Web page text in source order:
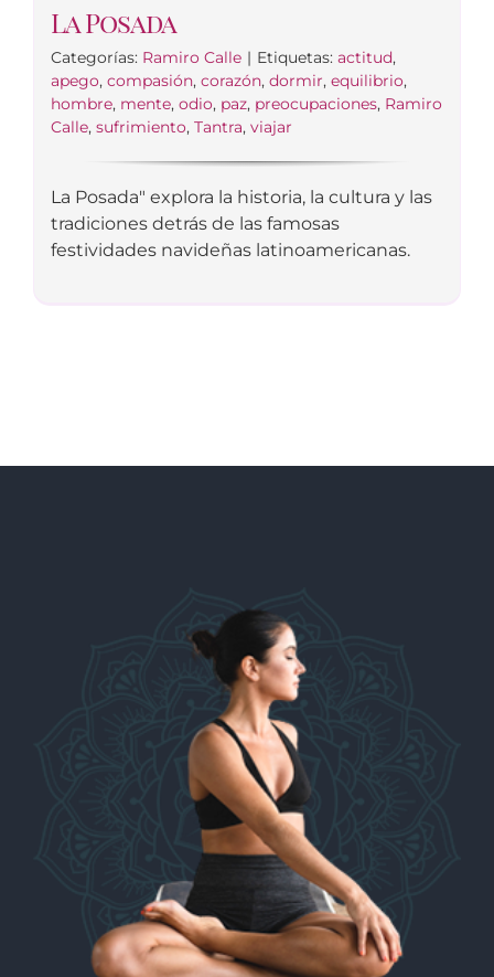
La Posada
Categorías: Ramiro Calle | Etiquetas: actitud,
apego, compasión, corazón, dormir, equilibrio,
hombre, mente, odio, paz, preocupaciones, Ramiro
Calle, sufrimiento, Tantra, viajar
La Posada" explora la historia, la cultura y las
tradiciones detrás de las famosas
festividades navideñas latinoamericanas.